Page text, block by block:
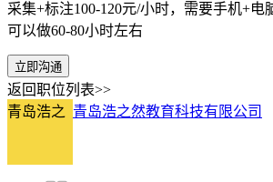
采集+标注100-120元/小时，需要手机+电
可以做60-80小时左右
立即沟通
返回职位列表>>
青岛浩之
青岛浩之然教育科技有限公司